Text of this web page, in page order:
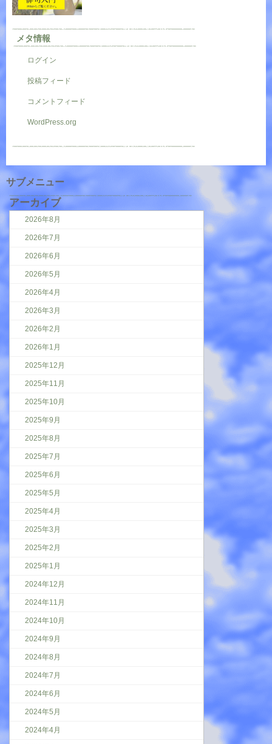
メタ情報
ログイン
投稿フィード
コメントフィード
WordPress.org
サブメニュー
アーカイブ
2026年8月
2026年7月
2026年6月
2026年5月
2026年4月
2026年3月
2026年2月
2026年1月
2025年12月
2025年11月
2025年10月
2025年9月
2025年8月
2025年7月
2025年6月
2025年5月
2025年4月
2025年3月
2025年2月
2025年1月
2024年12月
2024年11月
2024年10月
2024年9月
2024年8月
2024年7月
2024年6月
2024年5月
2024年4月